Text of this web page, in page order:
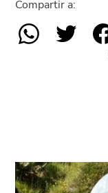
Compartir a: